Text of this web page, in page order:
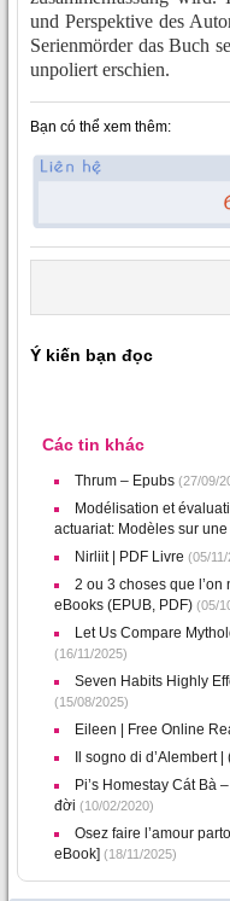
und Perspektive des
Serienmörder das Buch
unpoliert erschien.
Bạn có thể xem thêm:
Ý kiến bạn đọc
Các tin khác
Thrum – Epubs (27/09/
Modélisation et
actuariat: Modèles sur
Nirliit | PDF Livre (05/
2 ou 3 choses que
eBooks (EPUB, PDF) (05/
Let Us Compare
(16/11/2025)
Seven Habits Highly
(15/08/2025)
Eileen | Free Online
Il sogno di d’Alembert |
Pi’s Homestay Cát Bà
đời (10/02/2020)
Osez faire l’amour
eBook] (18/11/2025)